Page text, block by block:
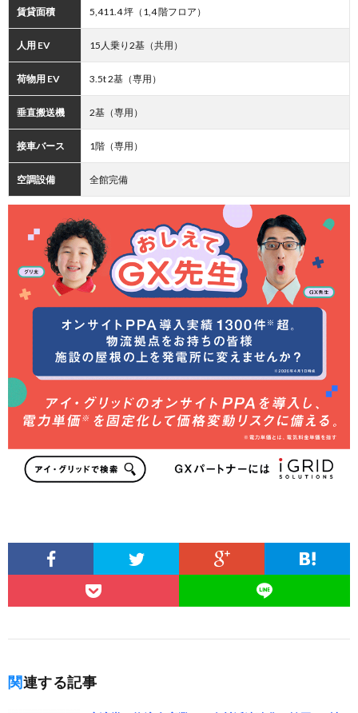
賃貸面積 5,411.4 坪（1,4 階フロア）
人用 EV 15人乗り2基（共用）
荷物用 EV 3.5t 2基（専用）
垂直搬送機 2基（専用）
接車バース 1階（専用）
空調設備 全館完備
関連する記事